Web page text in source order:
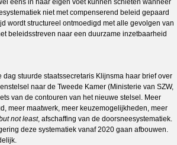
eens in haar eigen voet kunnen schieten wanneer
niet met compenserend beleid gepaard
wordt structureel ontmoedigd met alle gevolgen van
beleidsstreven naar een duurzame inzetbaarheid
dag stuurde staatssecretaris Klijnsma haar brief over
naar de Tweede Kamer (Ministerie van SZW,
van de contouren van het nieuwe stelsel. Meer
meer maatwerk, meer keuzemogelijkheden, meer
not least, afschaffing van de doorsneesystematiek.
deze systematiek vanaf 2020 gaan afbouwen.